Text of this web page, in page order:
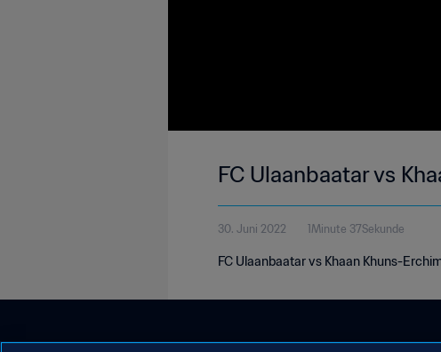
FC Ulaanbaatar vs
30. Juni 2022 1Minute 37Sekunde
FC Ulaanbaatar vs Khaan Khuns-